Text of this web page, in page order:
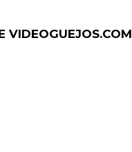
VIDEOGUEJOS.COM